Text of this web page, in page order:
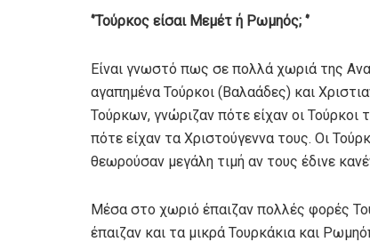
‘’Τούρκος είσαι Μεμέτ ή Ρωμηός; ‘’
Είναι γνωστό πως σε πολλά χωριά της
αγαπημένα Τούρκοι (Βαλαάδες) και
Τούρκων, γνώριζαν πότε είχαν οι Τούρκοι
πότε είχαν τα Χριστούγεννα τους. Οι
θεωρούσαν μεγάλη τιμή αν τους έδινε
Μέσα στο χωριό έπαιζαν πολλές φορές
έπαιζαν και τα μικρά Τουρκάκια και